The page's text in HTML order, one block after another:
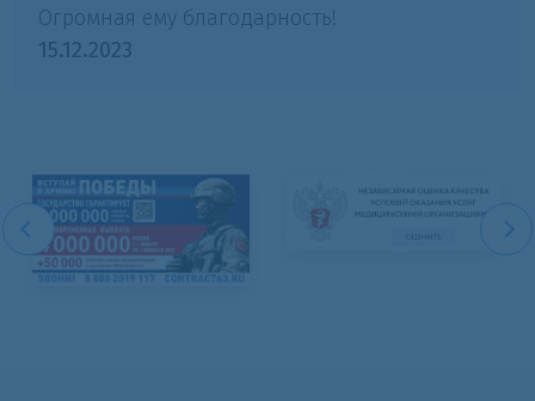
Огромная ему благодарность!
15.12.2023